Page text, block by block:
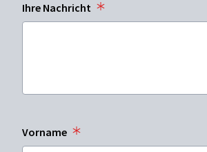
Ihre Nachricht
Vorname